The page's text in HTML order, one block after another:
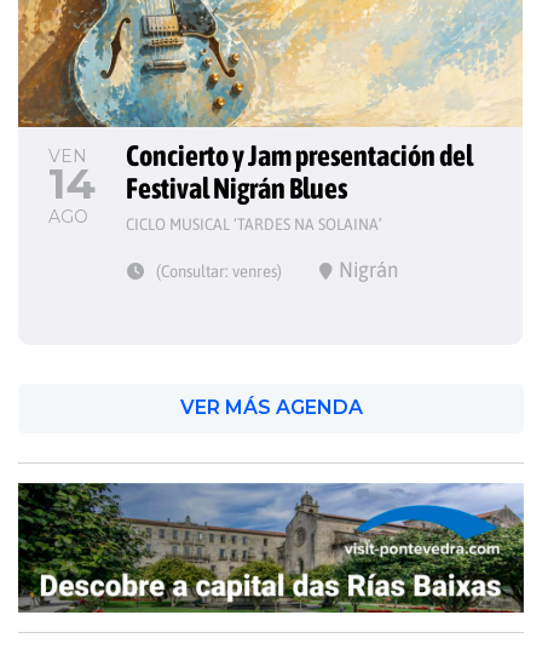
VEN
14
AGO
Concierto y Jam presentación del
Festival Nigrán Blues
CICLO MUSICAL ‘TARDES NA SOLAINA’
(Consultar: venres) Nigrán
VER MÁS AGENDA